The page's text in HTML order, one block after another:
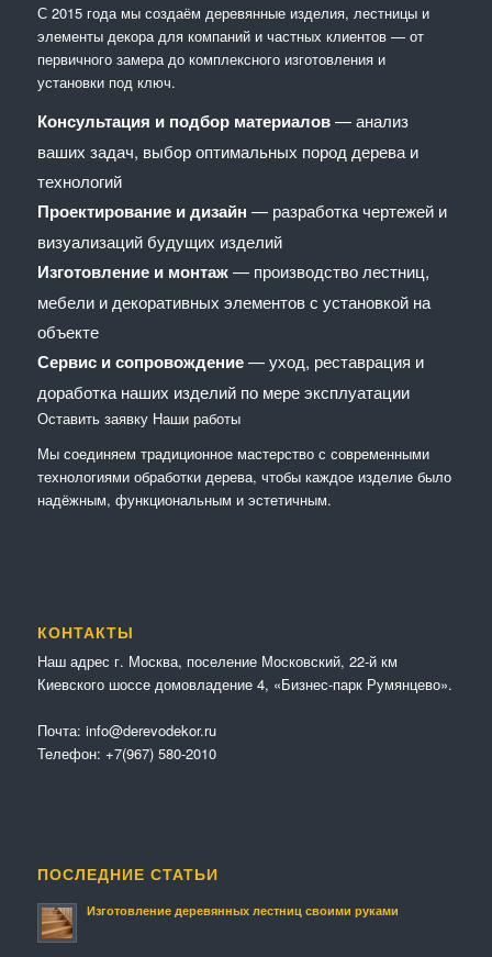
С 2015 года мы создаём деревянные изделия, лестницы и
элементы декора для компаний и частных клиентов — от
первичного замера до комплексного изготовления и
установки под ключ.
Консультация и подбор материалов— анализ
ваших задач, выбор оптимальных пород дерева и
технологий
Проектирование и дизайн — разработка чертежей и
визуализаций будущих изделий
Изготовление и монтаж— производство лестниц,
мебели и декоративных элементов с установкой на
объекте
Сервис и сопровождение— уход, реставрация и
доработка наших изделий по мере эксплуатации
Оставить заявку Наши работы
Мы соединяем традиционное мастерство с современными
технологиями обработки дерева, чтобы каждое изделие было
надёжным, функциональным и эстетичным.
КОНТАКТЫ
Наш адрес г. Москва, поселение Московский, 22-й км
Киевского шоссе домовладение 4, «Бизнес-парк Румянцево».
Почта: info@derevodekor.ru
Телефон: +7(967) 580-2010
ПОСЛЕДНИЕ СТАТЬИ
Изготовление деревянных лестниц своими руками